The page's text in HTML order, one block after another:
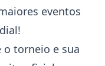
eventos
o torneio e sua